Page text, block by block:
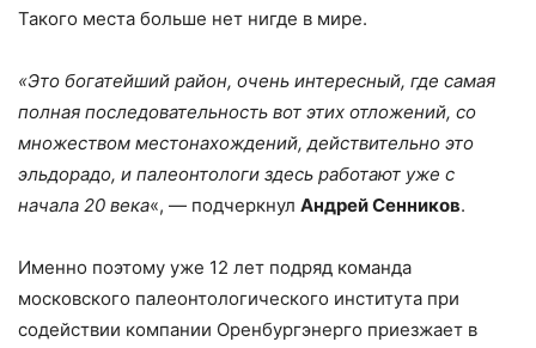
Такого места больше нет нигде в мире.
«Это богатейший район, очень интересный, где самая
полная последовательность вот этих отложений, со
множеством местонахождений, действительно это
эльдорадо, и палеонтологи здесь работают уже с
начала 20 века«, — подчеркнул Андрей Сенников.
Именно поэтому уже 12 лет подряд команда
московского палеонтологического института при
содействии компании Оренбургэнерго приезжает в